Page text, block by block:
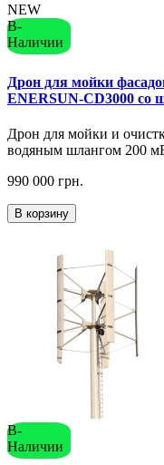
NEW
В-
Наличии
Дрон для мойки
ENERSUN-CD3000 со
Дрон для мойки и
водяным шлангом 200
990 000 грн.
В корзину
В-
Наличии